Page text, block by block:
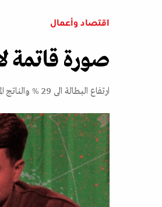
اقتصاد وأعمال
صورة قاتمة
ارتفاع البطالة الى 29 % والناتج المحلي تراجع 22 %